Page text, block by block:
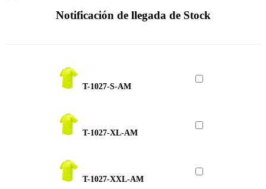
Notificación de llegada de Stock
T-1027-S-AM
T-1027-XL-AM
T-1027-XXL-AM